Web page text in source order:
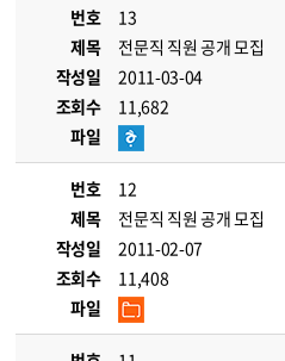
번호
13
제목
전문직 직원 공개 모집
작성일
2011-03-04
조회수
11,682
파일
번호
12
제목
전문직 직원 공개 모집
작성일
2011-02-07
조회수
11,408
파일